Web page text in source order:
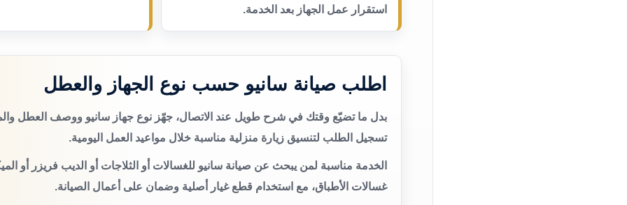
استقرار عمل الجهاز بعد الخدمة.
اطلب صيانة سانيو حسب نوع الجهاز والعطل
بدل ما تضيّع وقتك في شرح طويل عند الاتصال، جهّز نوع جهاز سانيو ووصف العطل
تسجيل الطلب لتنسيق زيارة منزلية مناسبة خلال مواعيد العمل اليومية.
الخدمة مناسبة لمن يبحث عن صيانة سانيو للغسالات أو الثلاجات أو الديب فريزر أو
غسالات الأطباق، مع استخدام قطع غيار أصلية وضمان على أعمال الصيانة.